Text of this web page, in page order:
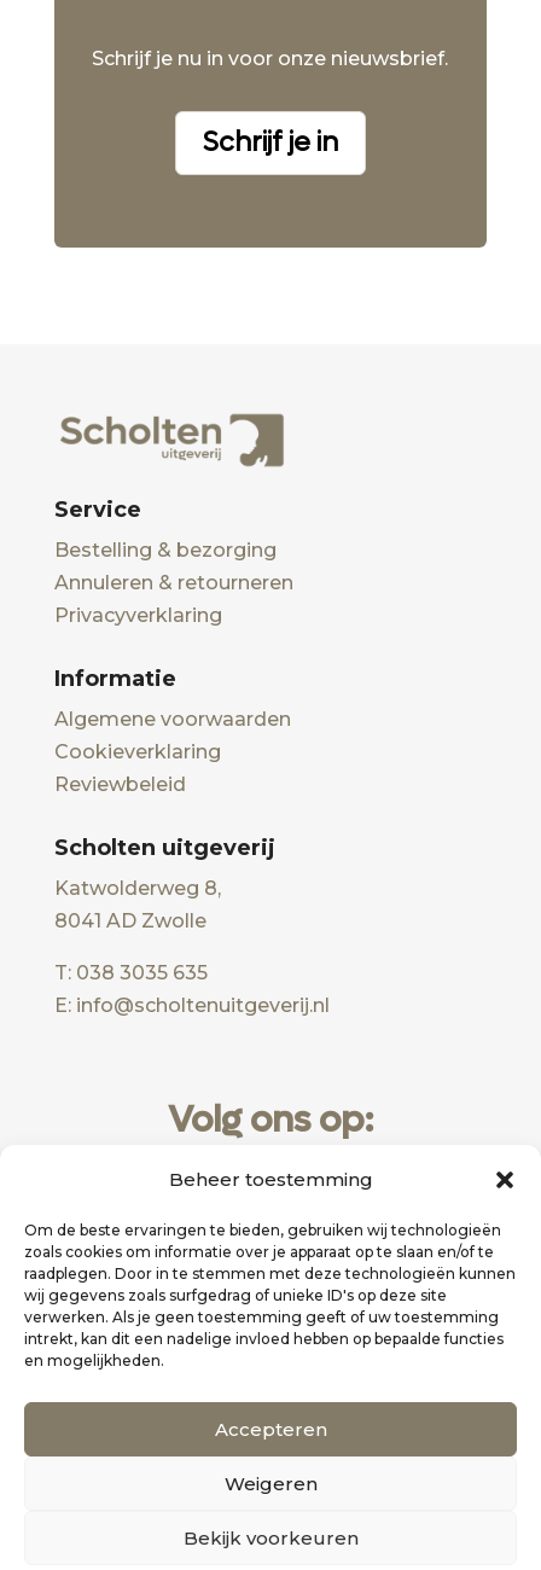
Beheer toestemming
Om de beste ervaringen te bieden, gebruiken wij technologieën
zoals cookies om informatie over je apparaat op te slaan en/of te
raadplegen. Door in te stemmen met deze technologieën kunnen
wij gegevens zoals surfgedrag of unieke ID's op deze site
verwerken. Als je geen toestemming geeft of uw toestemming
intrekt, kan dit een nadelige invloed hebben op bepaalde functies
en mogelijkheden.
Accepteren
Weigeren
Bekijk voorkeuren
Schrijf je nu in voor onze nieuwsbrief.
Schrijf je in
Service
Bestelling & bezorging
Annuleren & retourneren
Privacyverklaring
Informatie
Algemene voorwaarden
Cookieverklaring
Reviewbeleid
Scholten uitgeverij
Katwolderweg 8,
8041 AD Zwolle
T: 038 3035 635
E: info@scholtenuitgeverij.nl
Volg ons op:
Website realisatie doorZakelijk Bereikbaar
Alle rechten voorbehouden